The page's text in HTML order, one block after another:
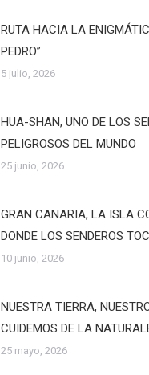
RUTA HACIA LA
PEDRO”
5 julio, 2026
HUA-SHAN, UNO DE LOS
PELIGROSOS DEL MUNDO
25 junio, 2026
GRAN CANARIA, LA ISLA
DONDE LOS SENDEROS
10 junio, 2026
NUESTRA TIERRA,
CUIDEMOS DE LA
25 mayo, 2026